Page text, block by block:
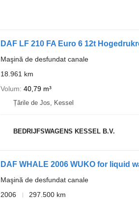
DAF LF 210 FA Euro 6 12t
Maşină de desfundat canale
18.961 km
Volum 40,79 m³
Țările de Jos, Kessel
BEDRIJFSWAGENS KESSEL B.V.
DAF WHALE 2006 WUKO for liquid
Maşină de desfundat canale
2006
297.500 km